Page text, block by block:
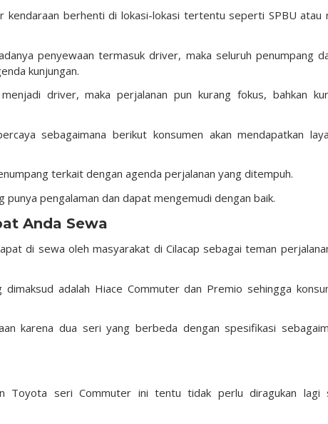
kendaraan berhenti di lokasi-lokasi tertentu seperti SPBU atau
penyewaan termasuk driver, maka seluruh penumpang
kunjungan.
driver, maka perjalanan pun kurang fokus, bahkan
sebagaimana berikut konsumen akan mendapatkan
terkait dengan agenda perjalanan yang ditempuh.
pengalaman dan dapat mengemudi dengan baik.
Anda Sewa
di sewa oleh masyarakat di Cilacap sebagai teman
adalah Hiace Commuter dan Premio sehingga
karena dua seri yang berbeda dengan spesifikasi
Toyota seri Commuter ini tentu tidak perlu diragukan lagi